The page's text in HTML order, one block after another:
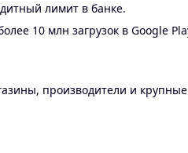
лимит в банке.
10 млн загрузок в Google
производители и